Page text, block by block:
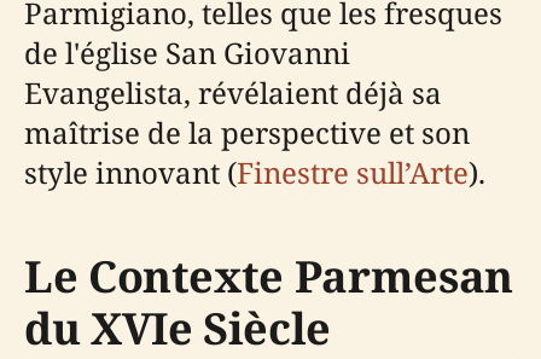
Parmigiano, telles que les fresques
de l'église San Giovanni
Evangelista, révélaient déjà sa
maîtrise de la perspective et son
style innovant (Finestre sull’Arte).
Le Contexte Parmesan
du XVIe Siècle